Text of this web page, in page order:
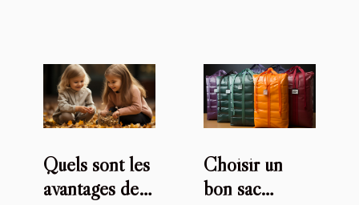
Quels sont les
avantages de
Choisir un
bon sac